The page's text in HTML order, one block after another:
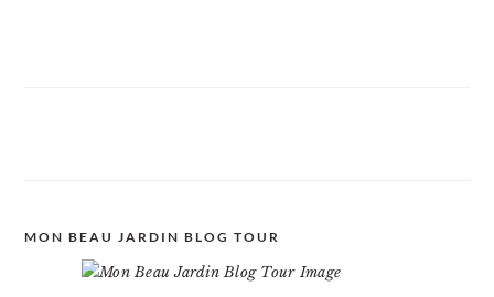
MON BEAU JARDIN BLOG TOUR